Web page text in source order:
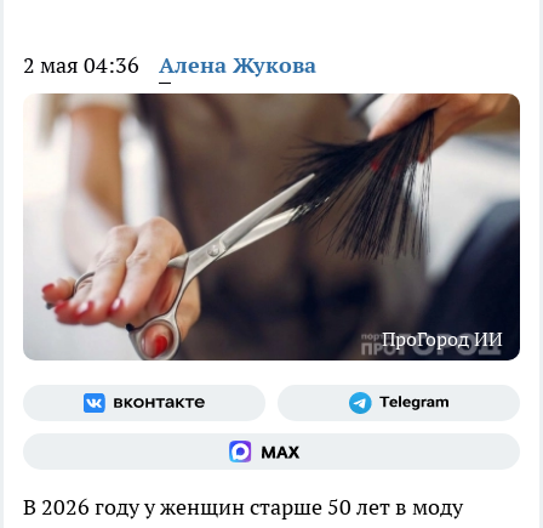
2 мая 04:36 Алена Жукова
ПроГород ИИ
В 2026 году у женщин старше 50 лет в моду